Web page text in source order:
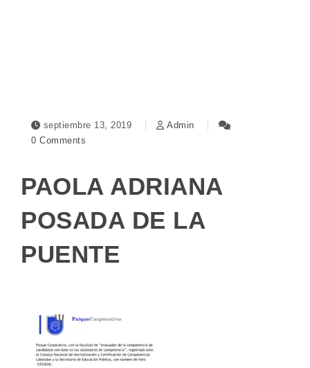
septiembre 13, 2019
Admin
0 Comments
PAOLA ADRIANA
POSADA DE LA
PUENTE